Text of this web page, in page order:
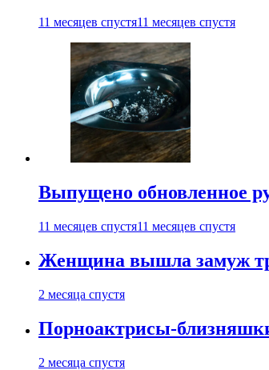
11 месяцев спустя11 месяцев спустя
Выпущено обновленное
11 месяцев спустя11 месяцев спустя
Женщина вышла замуж
2 месяца спустя
Порноактрисы-
2 месяца спустя